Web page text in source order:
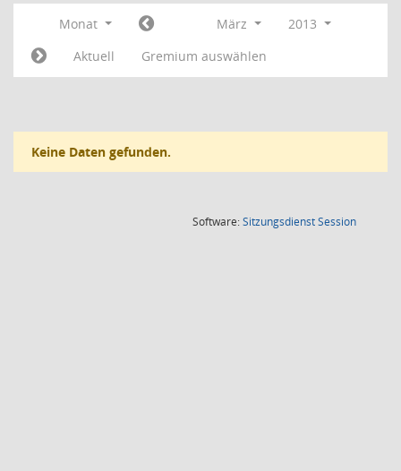
Monat März
2013
Aktuell
Gremium auswählen
Keine Daten gefunden.
Software:SitzungsdienstSession(Wird in